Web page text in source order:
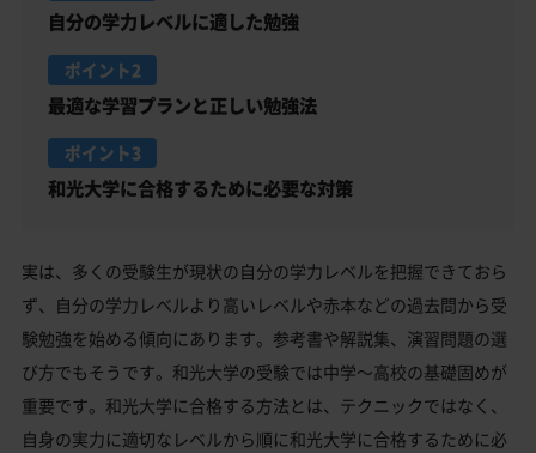
自分の学力レベルに適した勉強
ポイント2
最適な学習プランと正しい勉強法
ポイント3
和光大学に合格するために必要な対策
実は、多くの受験生が現状の自分の学力レベルを把握できておら
ず、自分の学力レベルより高いレベルや赤本などの過去問から受
験勉強を始める傾向にあります。参考書や解説集、演習問題の選
び方でもそうです。和光大学の受験では中学～高校の基礎固めが
重要です。和光大学に合格する方法とは、テクニックではなく、
自身の実力に適切なレベルから順に和光大学に合格するために必